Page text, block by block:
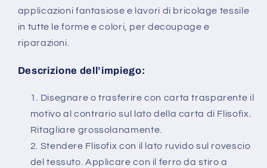
applicazioni fantasiose e lavori di bricolage tessile
in tutte le forme e colori, per decoupage e
riparazioni.
Descrizione dell’impiego:
Disegnare o trasferire con carta trasparente il
motivo al contrario sul lato della carta di Flisofix.
Ritagliare grossolanamente.
Stendere Flisofix con il lato ruvido sul rovescio
del tessuto. Applicare con il ferro da stiro a